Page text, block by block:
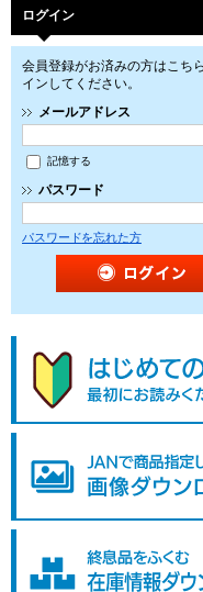
ログイン
会員登録がお済みの方はこち
インしてください。
メールアドレス
記憶する
パスワード
パスワードを忘れた方